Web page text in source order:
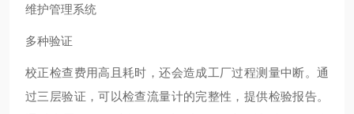
维护管理系统
多种验证
校正检查费用高且耗时，还会造成工厂过程测量中断。通
过三层验证，可以检查流量计的完整性，提供检验报告。